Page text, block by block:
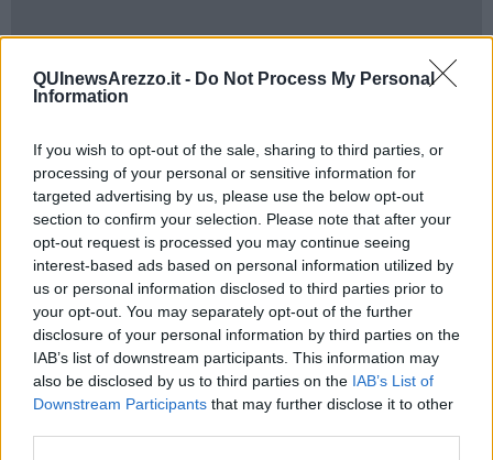
QUInewsArezzo.it - Do Not Process My Personal
Information
If you wish to opt-out of the sale, sharing to third parties, or
processing of your personal or sensitive information for
targeted advertising by us, please use the below opt-out
section to confirm your selection. Please note that after your
opt-out request is processed you may continue seeing
interest-based ads based on personal information utilized by
us or personal information disclosed to third parties prior to
your opt-out. You may separately opt-out of the further
disclosure of your personal information by third parties on the
IAB’s list of downstream participants. This information may
also be disclosed by us to third parties on the IAB’s List of
Downstream Participants that may further disclose it to other
CASTIGLION FIBOCCHI —
borgo e il suo territorio. E così ora che è arrivato ilmomento della
pensione il Comune ha voluto ringraziare il geometra Aldo
Manciniper il lungo tempo trascorso negli uffici mettendo a
disposizione esperienza e professionalità.
In occasione dell’ultimo consiglio comunale – che si è svolto il 31
marzo scorso – il sindaco di Castiglion Fibocchi Marco Ermini
ha donato al dipendente una targa ricordo a nome
dell’amministrazione e della comunità: una breve ma sentita
cerimonia conclusa con un caloroso applauso.
Le foto di rito sono state poi postate sulla pagina facebook del